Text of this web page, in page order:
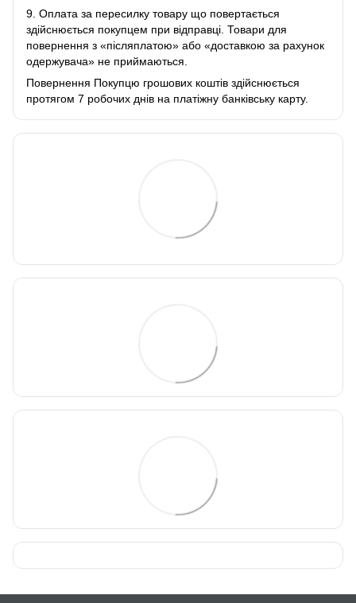
9. Оплата за пересилку товару що повертається
здійснюється покупцем при відправці. Товари для
повернення з «післяплатою» або «доставкою за рахунок
одержувача» не приймаються.
Повернення Покупцю грошових коштів здійснюється
протягом 7 робочих днів на платіжну банківську карту.